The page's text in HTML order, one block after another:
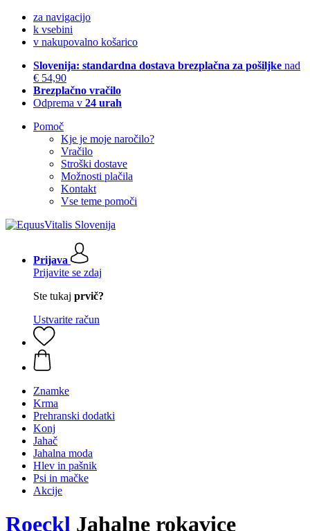
za navigacijo
k vsebini
v nakupovalno košarico
Slovenija: standardna dostava brezplačna za pošiljke nad
€ 54,90
Brezplačno vračilo
Odprema v 24 urah
Pomoč
Kje je moje naročilo?
Vračilo
Stroški dostave
Možnosti plačila
Kontakt
Vse teme pomoči
Prijava
Prijavite se zdaj
Ste tukaj prvič?
Ustvarite račun
Znamke
Krma
Prehranski dodatki
Konj
Jahač
Jahalna moda
Hlev in pašnik
Psi in mačke
Akcije
Roeckl Jahalne rokavice